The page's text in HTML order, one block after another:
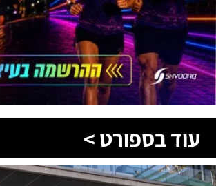
עוד בספורט >